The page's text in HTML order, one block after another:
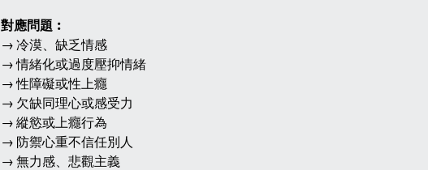
對應問題︰
→ 冷漠、缺乏情感
→ 情緒化或過度壓抑情緒
→ 性障礙或性上癮
→ 欠缺同理心或感受力
→ 縱慾或上癮行為
→ 防禦心重不信任別人
→ 無力感、悲觀主義